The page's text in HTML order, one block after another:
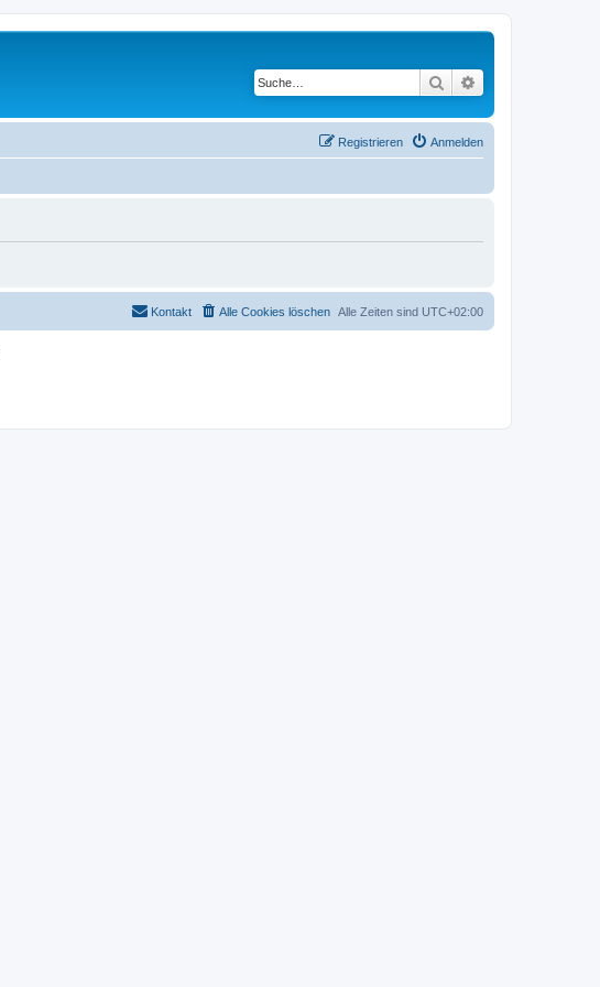
Suche
Anmelden
Registrieren
Alle Zeiten sind UTC+02:00
Alle Cookies löschen
Kontakt